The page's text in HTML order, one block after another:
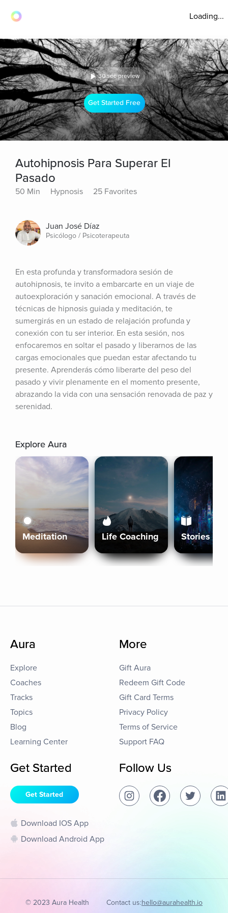
Loading...
30 sec preview
Get Started Free
Autohipnosis Para Superar El
Pasado
50 Min Hypnosis 25 Favorites
Juan José Díaz
Psicólogo / Psicoterapeuta
En esta profunda y transformadora sesión de
autohipnosis, te invito a embarcarte en un viaje de
autoexploración y sanación emocional. A través de
técnicas de hipnosis guiada y meditación, te
sumergirás en un estado de relajación profunda y
conexión con tu ser interior. En esta sesión, nos
enfocaremos en soltar el pasado y liberarnos de las
cargas emocionales que puedan estar afectando tu
presente. Aprenderás cómo liberarte del peso del
pasado y vivir plenamente en el momento presente,
abrazando la vida con una sensación renovada de paz y
serenidad.
Explore Aura
Meditation Life Coaching Stories
Aura
Explore
Coaches
Tracks
Topics
Blog
Learning Center
More
Gift Aura
Redeem Gift Code
Gift Card Terms
Privacy Policy
Terms of Service
Support FAQ
Get Started
Get Started
Download IOS App
Download Android App
Follow Us
© 2023 Aura Health Contact us:hello@aurahealth.io